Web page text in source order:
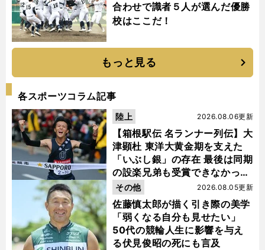
.
前
へ
合わせで識者５人が選んだ優勝
校はここだ！
もっと見る
各スポーツコラム記事
【箱根駅伝 名ランナー列伝】大
津顕杜 東洋大黄金期を支えた
「いぶし銀」の存在 最後は同期
の設楽兄弟も受賞できなかった
金栗杯に輝く
2026.08.06更新
陸上
佐藤慎太郎が描く引き際の美学
「弱くなる自分も見せたい」
50代の競輪人生に影響を与え
る伏見俊昭の死にも言及
2026.08.05更新
その他